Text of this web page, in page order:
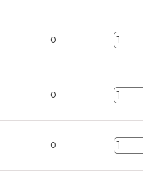
0
0
0